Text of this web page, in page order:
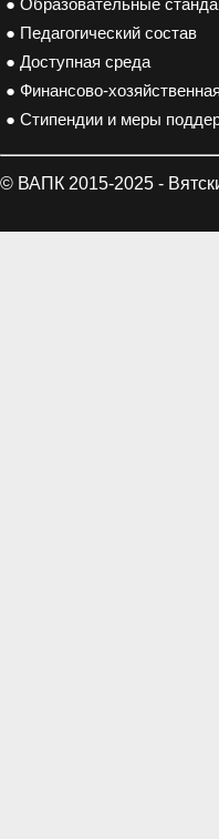
● Образовательные
● Педагогический состав
● Доступная среда
● Финансово-
● Стипендии и меры
© ВАПК 2015-2025 -